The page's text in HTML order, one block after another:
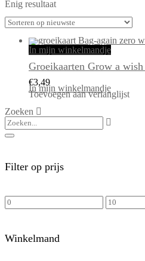
Enig resultaat
In mijn winkelmandje
Groeikaarten Grow a
€3,49
In mijn winkelmandje
Toevoegen aan verlanglijst
Dit
product
heeft
meerdere
variaties.
Deze
de
productpagina
Zoeken
Filter op prijs
Min.
prijs
Max.
prijs
Winkelmand